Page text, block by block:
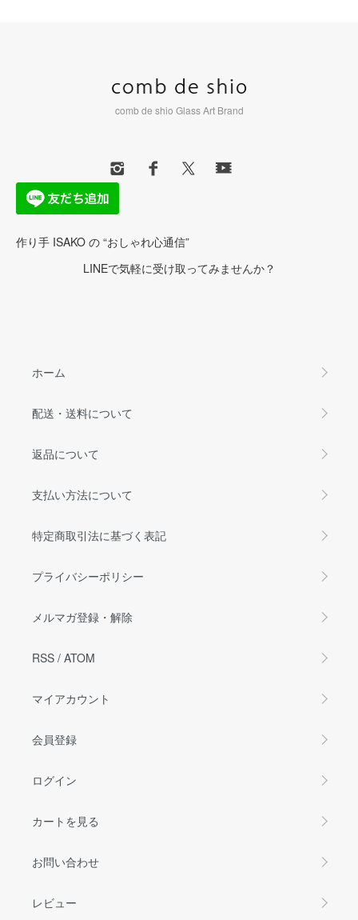
comb de shio Glass Art Brand
作り手 ISAKO の “おしゃれ心通信”
LINEで気軽に受け取ってみませんか？
ホーム
配送・送料について
返品について
支払い方法について
特定商取引法に基づく表記
プライバシーポリシー
メルマガ登録・解除
RSS / ATOM
マイアカウント
会員登録
ログイン
カートを見る
お問い合わせ
レビュー